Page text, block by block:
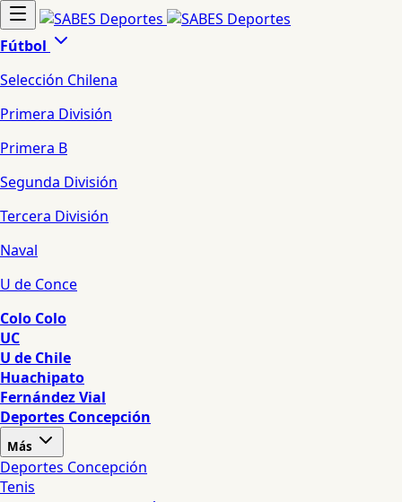
Fútbol
Selección Chilena
Primera División
Primera B
Segunda División
Tercera División
Naval
U de Conce
Colo Colo
UC
U de Chile
Huachipato
Fernández Vial
Deportes Concepción
Más
Deportes Concepción
Tenis